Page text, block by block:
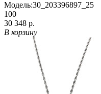
Модель:30_203396897_25
100
30 348 р.
В корзину